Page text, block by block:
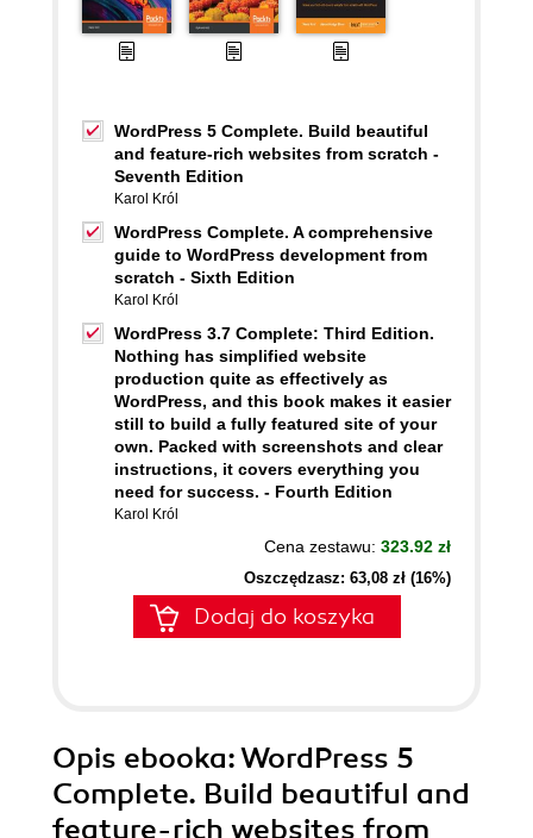
WordPress 5 Complete. Build beautiful
and feature-rich websites from scratch -
Seventh Edition
Karol Król
WordPress Complete. A comprehensive
guide to WordPress development from
scratch - Sixth Edition
Karol Król
WordPress 3.7 Complete: Third Edition.
Nothing has simplified website
production quite as effectively as
WordPress, and this book makes it easier
still to build a fully featured site of your
own. Packed with screenshots and clear
instructions, it covers everything you
need for success. - Fourth Edition
Karol Król
Cena zestawu: 323.92 zł
Oszczędzasz: 63,08 zł (16%)
Dodaj do koszyka
Opis ebooka: WordPress 5
Complete. Build beautiful and
feature-rich websites from